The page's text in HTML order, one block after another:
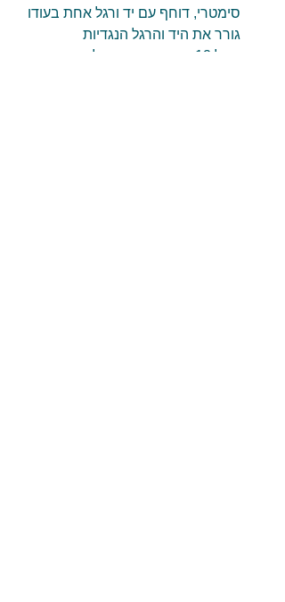
סימטרי, דוחף עם יד ורגל אחת בעודו
גורר את היד והרגל הנגדיות
בגיל 12 חודשים אינו זוחל